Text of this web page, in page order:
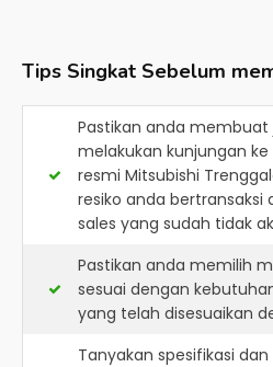
Tips Singkat Sebelum
Pastikan anda
melakukan kunjungan
resmi Mitsubishi
resiko anda
sales yang sudah tidak
Pastikan anda memilih
sesuai dengan
yang telah disesuaikan
Tanyakan spesifikasi